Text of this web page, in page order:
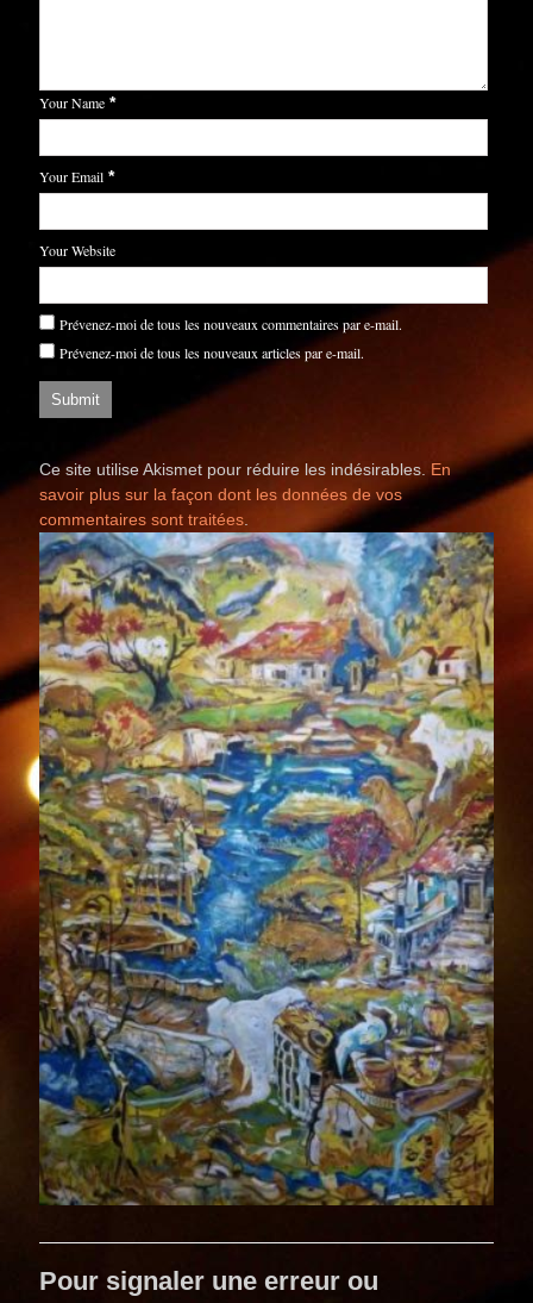
Your Name *
Your Email *
Your Website
Prévenez-moi de tous les nouveaux commentaires par e-mail.
Prévenez-moi de tous les nouveaux articles par e-mail.
Ce site utilise Akismet pour réduire les indésirables. En
savoir plus sur la façon dont les données de vos
commentaires sont traitées.
Pour signaler une erreur ou